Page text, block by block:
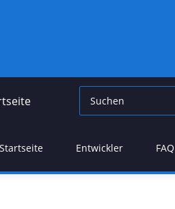
Startseite Entwickler FAQ